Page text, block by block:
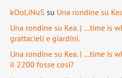
kOoLiNuS su Una rondine su
Una rondine su Kea. | …time is
grattacieli e giardini.
Una rondine su Kea. | …time is
il 2200 fosse così?